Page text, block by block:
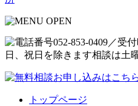
トップページ